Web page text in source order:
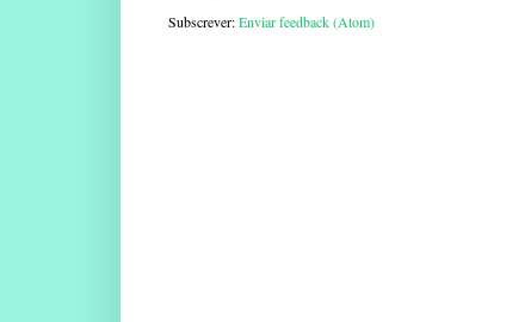
Subscrever:Enviar feedback (Atom)